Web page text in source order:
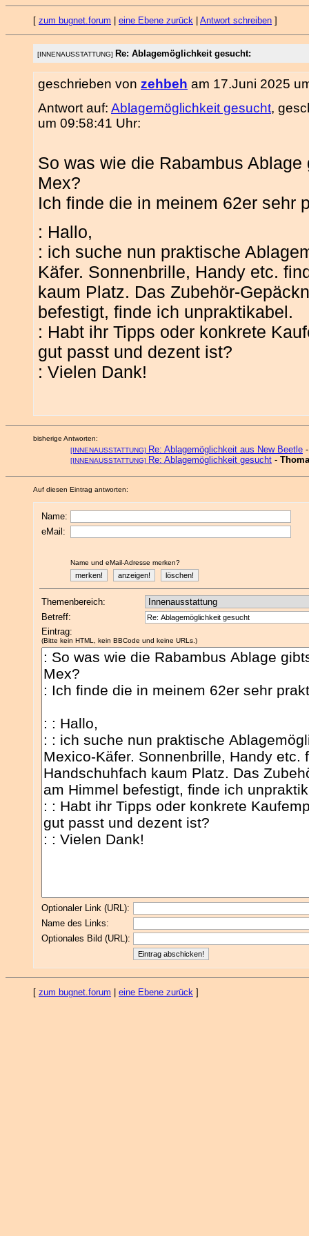
[ zum bugnet.forum eine Ebene zurück Antwort schreiben ]
[INNENAUSSTATTUNG] Re: Ablagemöglichkeit gesucht:
geschrieben von zehbeh am 17.Juni 2025
Antwort auf: Ablagemöglichkeit gesucht,
um 09:58:41 Uhr:
So was wie die Rabambus
Mex?
Ich finde die in meinem 62er sehr
: Hallo,
: ich suche nun praktische
Käfer. Sonnenbrille, Handy etc.
kaum Platz. Das Zubehör-
befestigt, finde ich unpraktikabel.
: Habt ihr Tipps oder konkrete
gut passt und dezent ist?
: Vielen Dank!
bisherige Antworten:
[INNENAUSSTATTUNG] Re: Ablagemöglichkeit aus New Beetle
[INNENAUSSTATTUNG] Re: Ablagemöglichkeit gesucht -
Auf diesen Eintrag antworten:
Name:
eMail:
Name und eMail-Adresse merken?
Themenbereich:
Betreff:
Eintrag:
(Bitte kein HTML, kein BBCode und keine URLs.)
Optionaler Link (URL):
Name des Links:
Optionales Bild (URL):
[ zum bugnet.forum eine Ebene zurück ]